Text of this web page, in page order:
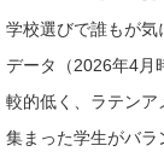
学校選びで誰もが
データ（2026年4月
較的低く、ラテンア
集まった学生がバ